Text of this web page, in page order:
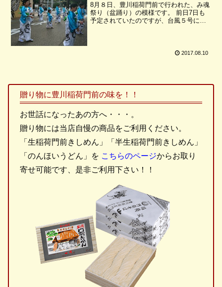
8月８日、豊川稲荷門前で行われた、み魂
祭り（盆踊り）の模様です。 前日7日も
予定されていたのですが、台風５号によ
2017.08.10
贈り物に豊川稲荷門前の味を！！
お世話になったあの方へ・・・。
贈り物には当店自慢の商品をご利用ください。
「生稲荷門前きしめん」「半生稲荷門前きしめん」
「のんほいうどん」を こちらのページからお取り
寄せ可能です、是非ご利用下さい！！